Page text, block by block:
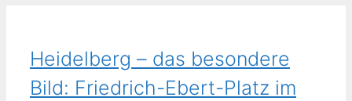
Heidelberg – das besondere
Bild: Friedrich-Ebert-Platz im